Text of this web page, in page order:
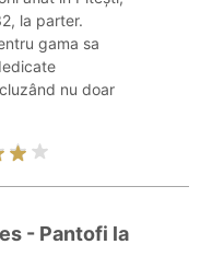
la parter.
gama sa
nu doar
- Pantofi la